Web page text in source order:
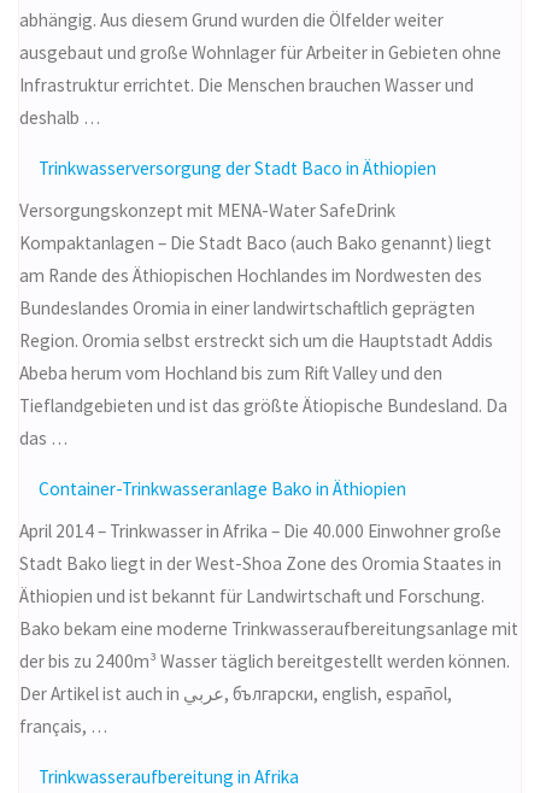
abhängig. Aus diesem Grund wurden die Ölfelder weiter
ausgebaut und große Wohnlager für Arbeiter in Gebieten ohne
Infrastruktur errichtet. Die Menschen brauchen Wasser und
deshalb …
Trinkwasserversorgung der Stadt Baco in Äthiopien
Versorgungskonzept mit MENA-Water SafeDrink
Kompaktanlagen – Die Stadt Baco (auch Bako genannt) liegt
am Rande des Äthiopischen Hochlandes im Nordwesten des
Bundeslandes Oromia in einer landwirtschaftlich geprägten
Region. Oromia selbst erstreckt sich um die Hauptstadt Addis
Abeba herum vom Hochland bis zum Rift Valley und den
Tieflandgebieten und ist das größte Ätiopische Bundesland. Da
das …
Container-Trinkwasseranlage Bako in Äthiopien
April 2014 – Trinkwasser in Afrika – Die 40.000 Einwohner große
Stadt Bako liegt in der West-Shoa Zone des Oromia Staates in
Äthiopien und ist bekannt für Landwirtschaft und Forschung.
Bako bekam eine moderne Trinkwasseraufbereitungsanlage mit
der bis zu 2400m³ Wasser täglich bereitgestellt werden können.
Der Artikel ist auch in عربي, български, english, español,
français, …
Trinkwasseraufbereitung in Afrika